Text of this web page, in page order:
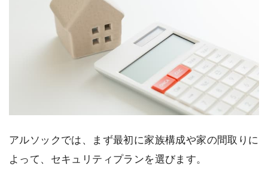
アルソックでは、まず最初に家族構成や家の間取りに
よって、セキュリティプランを選びます。